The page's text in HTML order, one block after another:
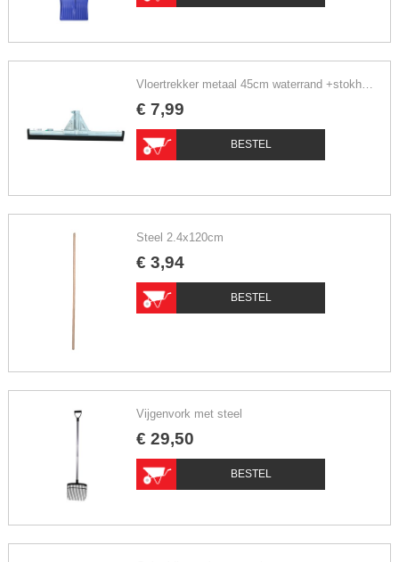
€ 7,99
BESTEL
Steel 2.4x120cm
€ 3,94
BESTEL
Vijgenvork met steel
€ 29,50
BESTEL